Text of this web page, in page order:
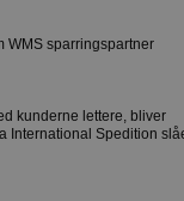
WMS sparringspartner
kunderne lettere, bliver
International Spedition